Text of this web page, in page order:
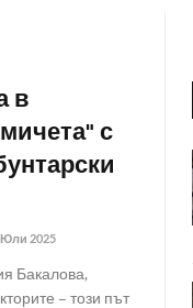
в
с
Юли 2025
Бакалова,
– този път